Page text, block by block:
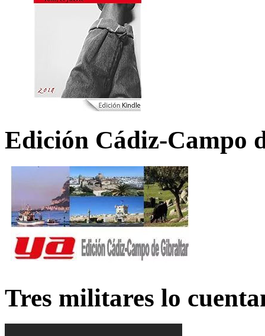
Edición Cádiz-Campo
Tres militares lo